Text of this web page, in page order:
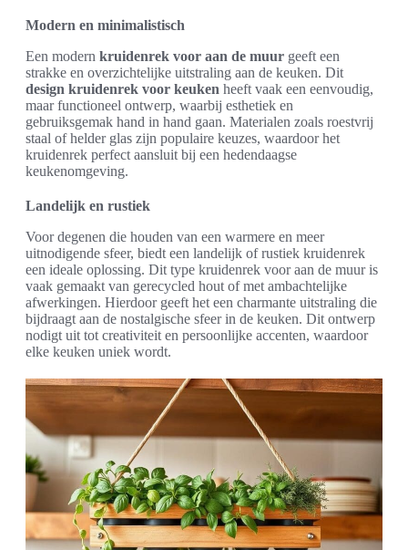
Modern en minimalistisch
Een modern kruidenrek voor aan de muur geeft een
strakke en overzichtelijke uitstraling aan de keuken. Dit
design kruidenrek voor keuken heeft vaak een eenvoudig,
maar functioneel ontwerp, waarbij esthetiek en
gebruiksgemak hand in hand gaan. Materialen zoals roestvrij
staal of helder glas zijn populaire keuzes, waardoor het
kruidenrek perfect aansluit bij een hedendaagse
keukenomgeving.
Landelijk en rustiek
Voor degenen die houden van een warmere en meer
uitnodigende sfeer, biedt een landelijk of rustiek kruidenrek
een ideale oplossing. Dit type kruidenrek voor aan de muur is
vaak gemaakt van gerecycled hout of met ambachtelijke
afwerkingen. Hierdoor geeft het een charmante uitstraling die
bijdraagt aan de nostalgische sfeer in de keuken. Dit ontwerp
nodigt uit tot creativiteit en persoonlijke accenten, waardoor
elke keuken uniek wordt.